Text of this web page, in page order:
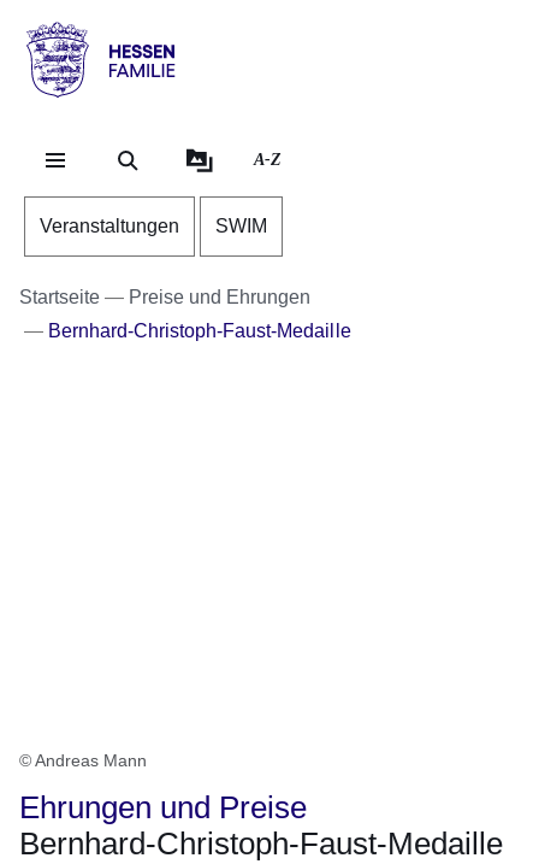
Hessen
Familie
A-Z
Veranstaltungen SWIM
Startseite
Preise und Ehrungen
Bernhard-Christoph-Faust-Medaille
© Andreas Mann
Ehrungen und Preise
Bernhard-Christoph-Faust-Medaille